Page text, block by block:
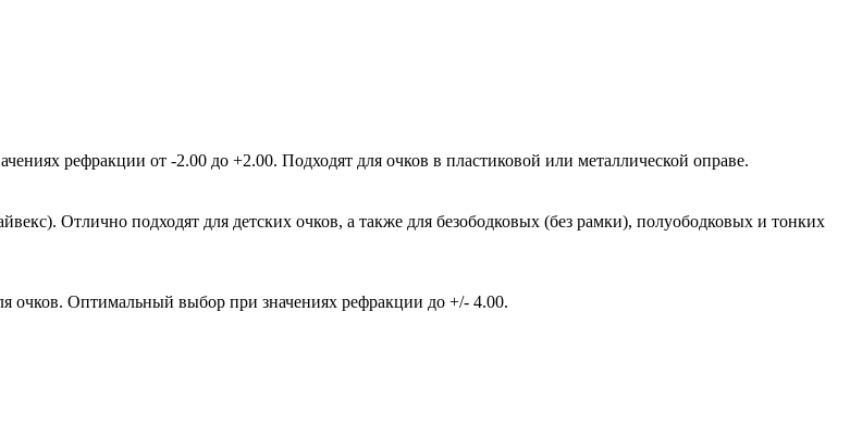
рефракции от -2.00 до +2.00. Подходят для очков в пластиковой или металлической оправе.
Отлично подходят для детских очков, а также для безободковых (без рамки), полуободковых и тонких
очков. Оптимальный выбор при значениях рефракции до +/- 4.00.